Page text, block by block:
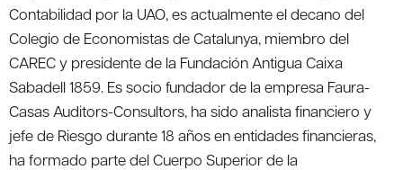
Contabilidad por la UAO, es actualmente el decano del
Colegio de Economistas de Catalunya, miembro del
CAREC y presidente de la Fundación Antigua Caixa
Sabadell 1859. Es socio fundador de la empresa Faura-
Casas Auditors-Consultors, ha sido analista financiero y
jefe de Riesgo durante 18 años en entidades financieras,
ha formado parte del Cuerpo Superior de la